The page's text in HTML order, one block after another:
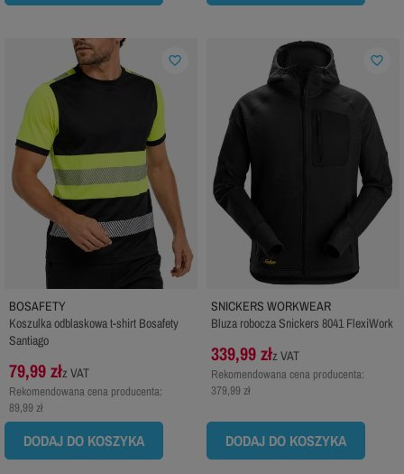
BOSAFETY
Koszulka odblaskowa t-shirt Bosafety
Santiago
79,99 złz VAT
Rekomendowana cena producenta:
89,99 zł
DODAJ DO KOSZYKA
favorite_border
SNICKERS WORKWEAR
Bluza robocza Snickers 8041 FlexiWork
339,99 złz VAT
Rekomendowana cena producenta:
379,99 zł
DODAJ DO KOSZYKA
favorite_border